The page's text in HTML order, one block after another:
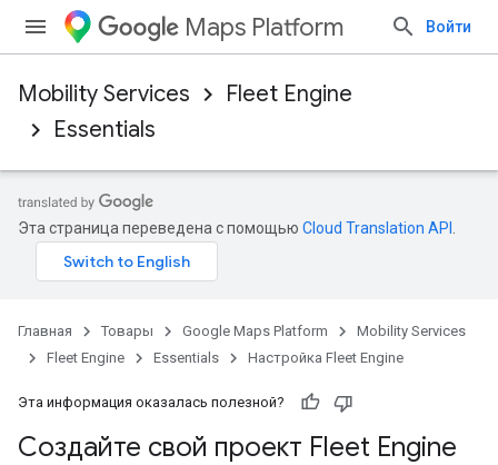
Maps Platform Войти
Mobility Services
Fleet Engine
Essentials
Эта страница переведена с помощью Cloud Translation API
Главная Товары Google Maps Platform
Mobility Services
Fleet Engine
Essentials Настройка Fleet Engine
Эта информация оказалась полезной?
Создайте свой проект Fleet Engine